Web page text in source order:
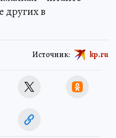
других в
Источник: kp.ru